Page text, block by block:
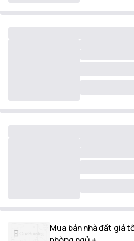
Mua bán nhà đất giá